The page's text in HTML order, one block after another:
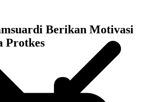
Berikan Motivasi
Protkes